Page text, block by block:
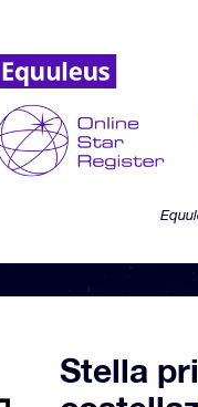
Stella